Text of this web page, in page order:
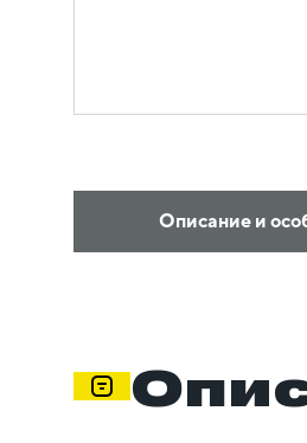
Описание и